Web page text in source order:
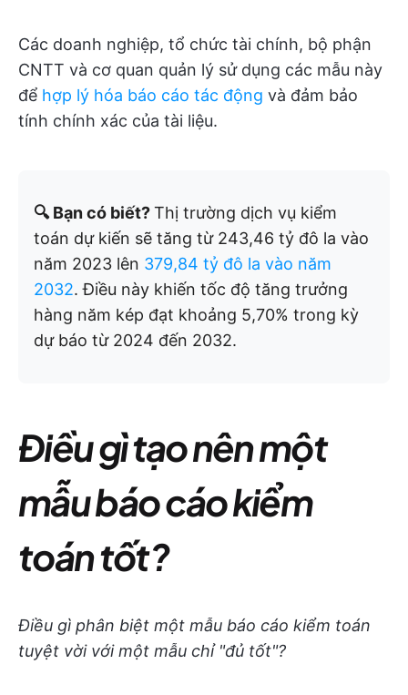
Các doanh nghiệp, tổ chức tài chính, bộ phận
CNTT và cơ quan quản lý sử dụng các mẫu này
để hợp lý hóa báo cáo tác động và đảm bảo
tính chính xác của tài liệu.
🔍 Bạn có biết?Thị trường dịch vụ kiểm
toán dự kiến sẽ tăng từ 243,46 tỷ đô la vào
năm 2023 lên 379,84 tỷ đô la vào năm
2032. Điều này khiến tốc độ tăng trưởng
hàng năm kép đạt khoảng 5,70% trong kỳ
dự báo từ 2024 đến 2032.
Điều gì tạo nên một
mẫu báo cáo kiểm
toán tốt?
Điều gì phân biệt một mẫu báo cáo kiểm toán
tuyệt vời với một mẫu chỉ "đủ tốt"?